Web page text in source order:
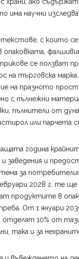
храни, ако
има научни
с които
се ползват
на търговска
на празното
с пълнежни
пълнители от
или парчета
година
заведения и
за
2028 г. те
продуктите в
От 1 януари
отделят 10% от
така и за